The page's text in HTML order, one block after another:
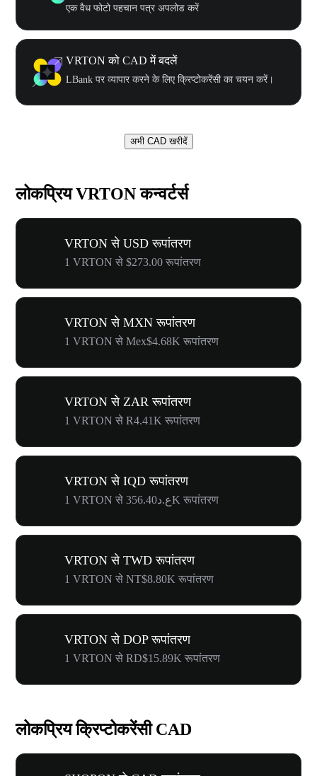
एक वैध फोटो पहचान पत्र अपलोड करें
VRTON को CAD में बदलें
LBank पर व्यापार करने के लिए क्रिप्टोकरेंसी का चयन करें।
अभी CAD खरीदें
लोकप्रिय VRTON कन्वर्टर्स
VRTON से USD रूपांतरण
1 VRTON से $273.00 रूपांतरण
VRTON से MXN रूपांतरण
1 VRTON से Mex$4.68K रूपांतरण
VRTON से ZAR रूपांतरण
1 VRTON से R4.41K रूपांतरण
VRTON से IQD रूपांतरण
1 VRTON से ع.د356.40K रूपांतरण
VRTON से TWD रूपांतरण
1 VRTON से NT$8.80K रूपांतरण
VRTON से DOP रूपांतरण
1 VRTON से RD$15.89K रूपांतरण
लोकप्रिय क्रिप्टोकरेंसी CAD